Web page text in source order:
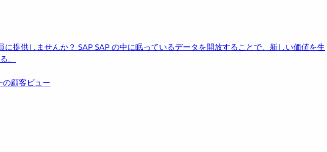
に提供しませんか？ SAPSAP の中に眠っているデータを開放することで、新しい価値を生
。
の顧客ビュー